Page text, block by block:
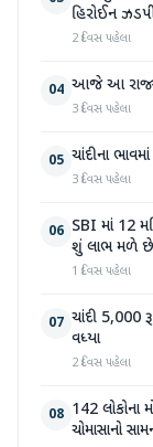
હિરોઈન
2 દિવસ પહેલા
04 આજે આ
3 દિવસ પહેલા
05 ચાંદીના
3 દિવસ પહેલા
06 SBI માં 12
શું લાભ મળે
1 દિવસ પહેલા
07 ચાંદી 5,000
વધ્યા
2 દિવસ પહેલા
08 142 લોકોના
ચોમાસાનો